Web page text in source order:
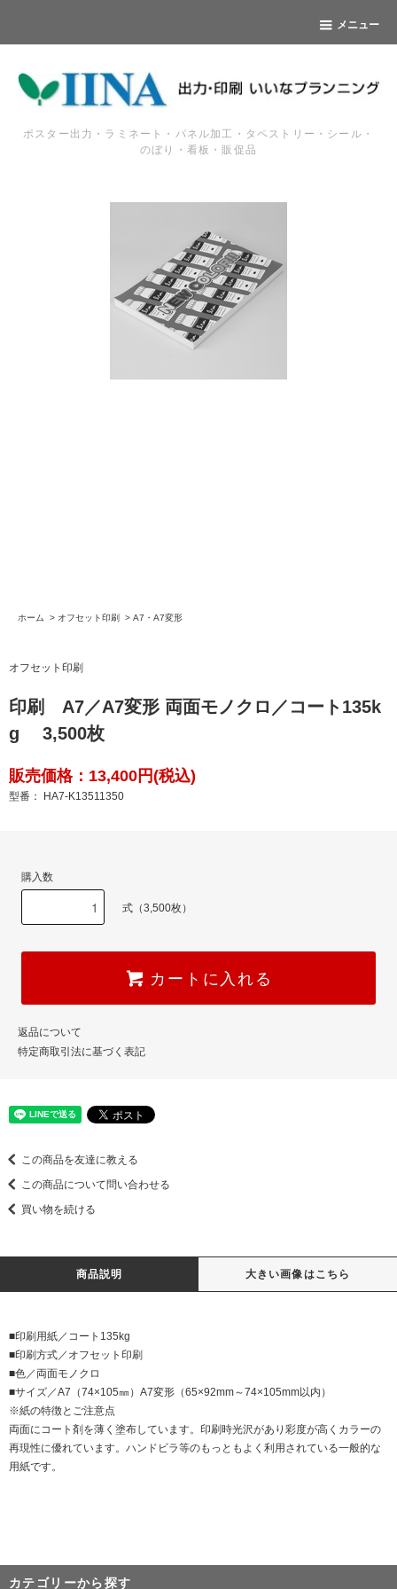
メニュー
ポスター出力・ラミネート・パネル加工・タペストリー・シール・
のぼり・看板・販促品
ホーム > オフセット印刷 > A7・A7変形
オフセット印刷
印刷 A7／A7変形 両面モノクロ／コート135k
g 3,500枚
販売価格：13,400円(税込)
型番： HA7-K13511350
購入数
式（3,500枚）
カートに入れる
返品について
特定商取引法に基づく表記
この商品を友達に教える
この商品について問い合わせる
買い物を続ける
商品説明 大きい画像はこちら
■印刷用紙／コート135kg
■印刷方式／オフセット印刷
■色／両面モノクロ
■サイズ／A7（74×105㎜）A7変形（65×92mm～74×105mm以内）
※紙の特徴とご注意点
両面にコート剤を薄く塗布しています。印刷時光沢があり彩度が高くカラーの
再現性に優れています。ハンドビラ等のもっともよく利用されている一般的な
用紙です。
カテゴリーから探す